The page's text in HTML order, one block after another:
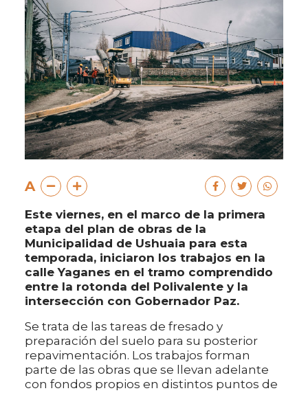
A
Este viernes, en el marco de la primera
etapa del plan de obras de la
Municipalidad de Ushuaia para esta
temporada, iniciaron los trabajos en la
calle Yaganes en el tramo comprendido
entre la rotonda del Polivalente y la
intersección con Gobernador Paz.
Se trata de las tareas de fresado y
preparación del suelo para su posterior
repavimentación. Los trabajos forman
parte de las obras que se llevan adelante
con fondos propios en distintos puntos de